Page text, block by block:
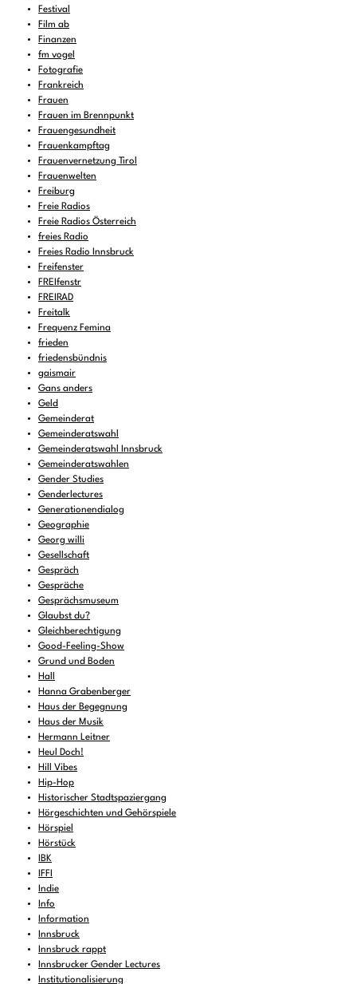
Festival
Film ab
Finanzen
fm vogel
Fotografie
Frankreich
Frauen
Frauen im Brennpunkt
Frauengesundheit
Frauenkampftag
Frauenvernetzung Tirol
Frauenwelten
Freiburg
Freie Radios
Freie Radios Österreich
freies Radio
Freies Radio Innsbruck
Freifenster
FREIfenstr
FREIRAD
Freitalk
Frequenz Femina
frieden
friedensbündnis
gaismair
Gans anders
Geld
Gemeinderat
Gemeinderatswahl
Gemeinderatswahl Innsbruck
Gemeinderatswahlen
Gender Studies
Genderlectures
Generationendialog
Geographie
Georg willi
Gesellschaft
Gespräch
Gespräche
Gesprächsmuseum
Glaubst du?
Gleichberechtigung
Good-Feeling-Show
Grund und Boden
Hall
Hanna Grabenberger
Haus der Begegnung
Haus der Musik
Hermann Leitner
Heul Doch!
Hill Vibes
Hip-Hop
Historischer Stadtspaziergang
Hörgeschichten und Gehörspiele
Hörspiel
Hörstück
IBK
IFFI
Indie
Info
Information
Innsbruck
Innsbruck rappt
Innsbrucker Gender Lectures
Institutionalisierung